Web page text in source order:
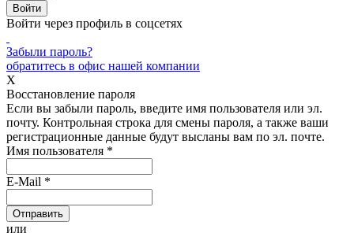
Войти через профиль в соцсетях
Забыли пароль?
обратитесь в офис нашей компании
X
Восстановление пароля
Если вы забыли пароль, введите имя пользователя или эл.
почту. Контрольная строка для смены пароля, а также ваши
регистрационные данные будут высланы вам по эл. почте.
Имя пользователя *
E-Mail *
или